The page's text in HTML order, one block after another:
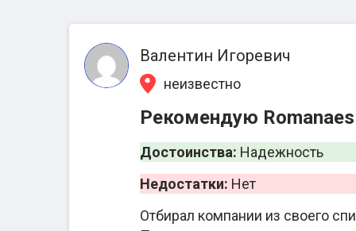
гражданства и предложить оптимальный
договору, поэтому заявители
работы. Получить гражданство Румынии
команда адвокатов предоставляет
получения паспорта.
Валентин Игоревич
неизвестно
Рекомендую Romanaes
Достоинства: Надежность
Недостатки: Нет
Отбирал компании из своего